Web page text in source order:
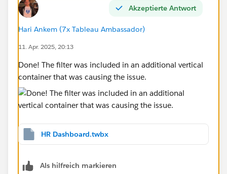
Akzeptierte Antwort
Hari Ankem (7x Tableau Ambassador)
11. Apr. 2025, 20:13
Done! The filter was included in an additional vertical
container that was causing the issue.
HR Dashboard.twbx
Als hilfreich markieren